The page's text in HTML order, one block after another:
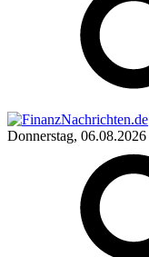
Donnerstag, 06.08.2026